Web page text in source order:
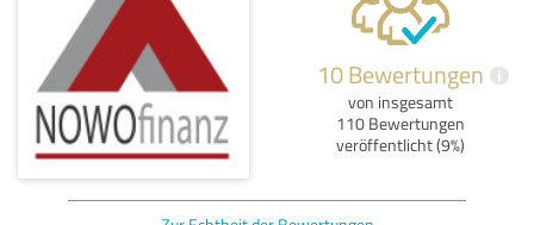
10 Bewertungen i
von insgesamt
110 Bewertungen
veröffentlicht (9%)